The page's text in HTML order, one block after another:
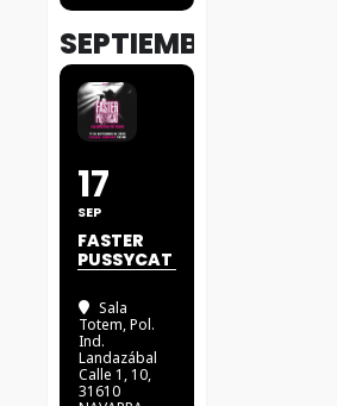
SEPTIEMBRE
17
SEP
FASTER
PUSSYCAT
Sala
Totem, Pol.
Ind.
Landazábal
Calle 1, 10,
31610